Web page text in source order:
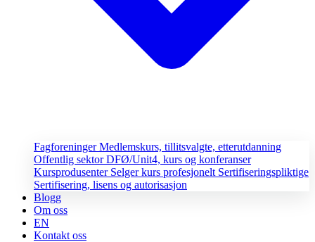
FagforeningerMedlemskurs, tillitsvalgte, etterutdanning
Offentlig sektorDFØ/Unit4, kurs og konferanser
Kursprodusenter Selger kurs profesjonelt Sertifiseringspliktige
Sertifisering, lisens og autorisasjon
Blogg
Om oss
EN
Kontakt oss